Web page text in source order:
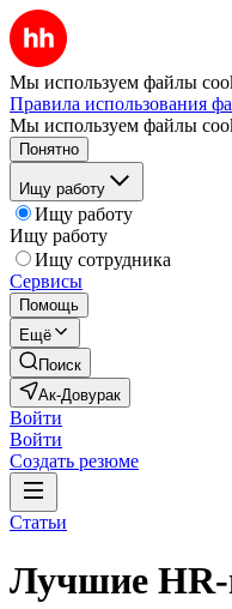
Мы используем файлы
Правила использования
Мы используем файлы
Понятно
Ищу работу
Ищу работу
Ищу работу
Ищу сотрудника
Сервисы
Помощь
Ещё
Поиск
Ак-Довурак
Войти
Войти
Создать резюме
Статьи
Лучшие HR-